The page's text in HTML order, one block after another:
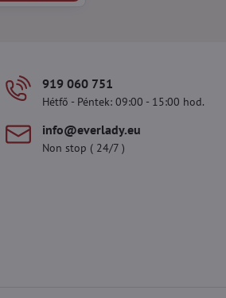
919 060 751
Hétfő - Péntek: 09:00 - 15:00 hod.
info​@everlady​.eu
Non stop ( 24/7 )